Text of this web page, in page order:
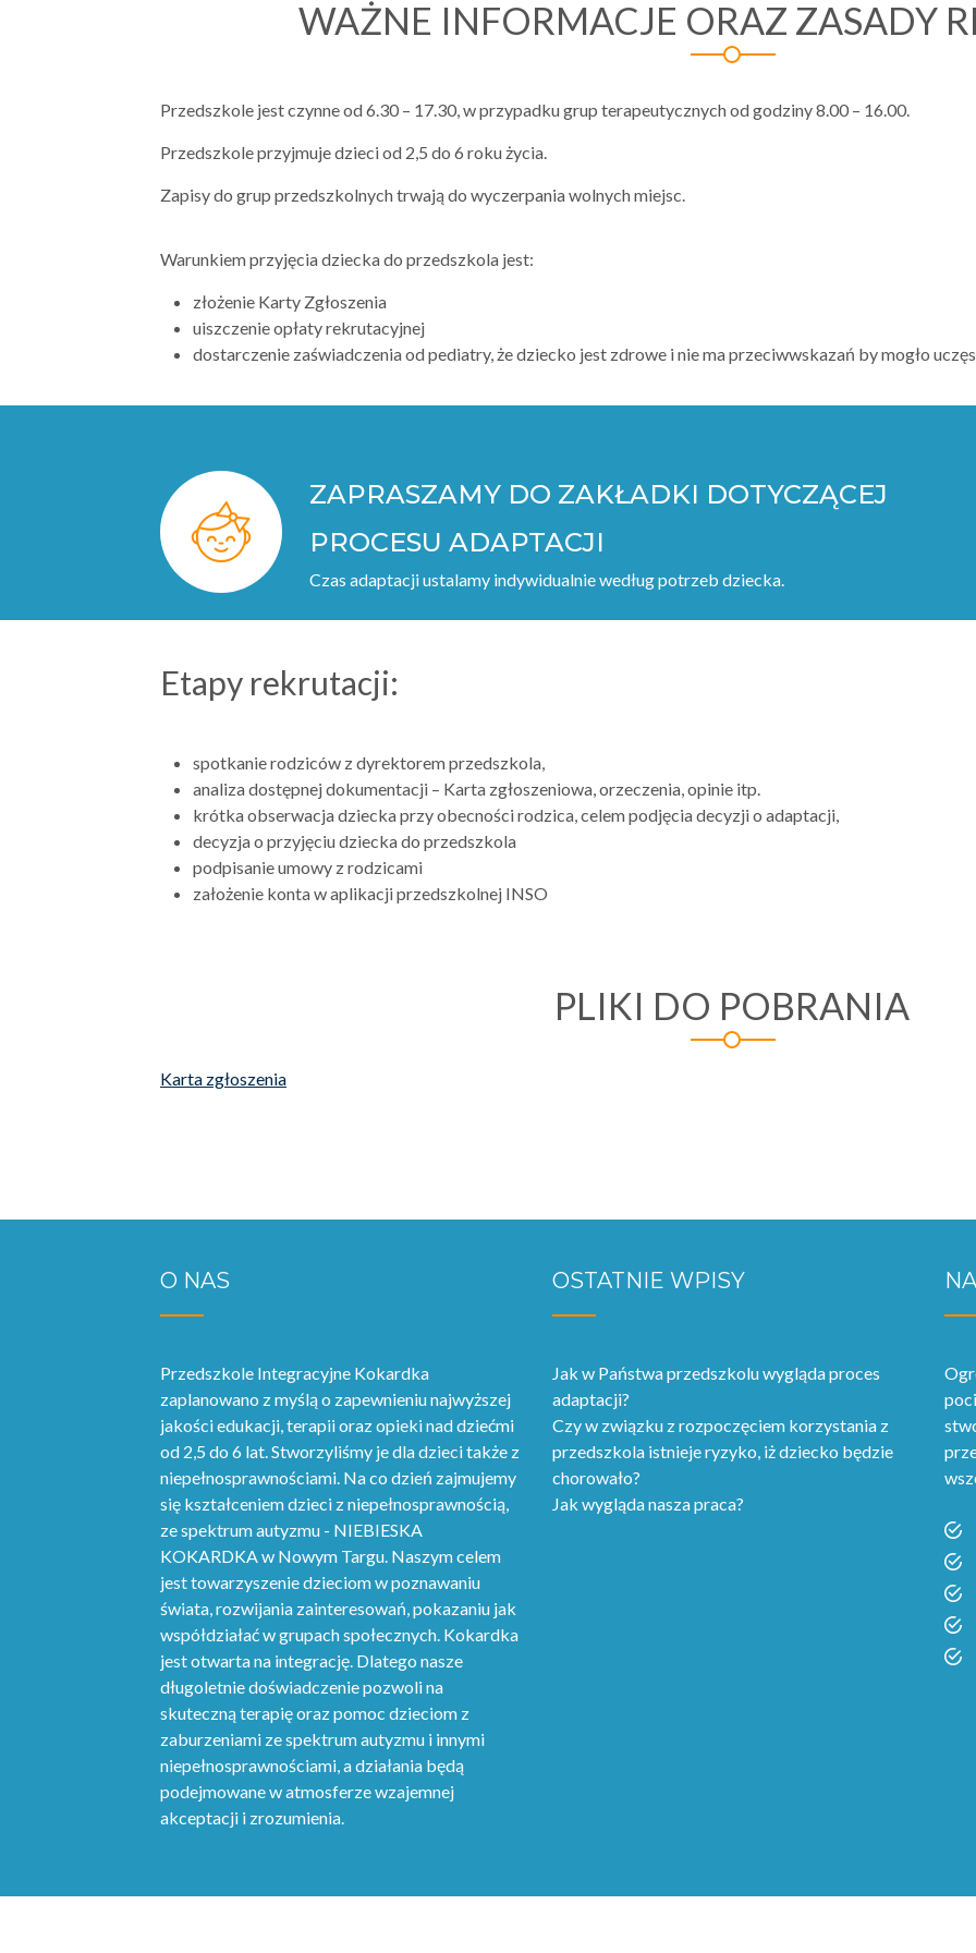
WAŻNE INFORMACJE ORAZ ZASADY
Przedszkole jest czynne od 6.30 – 17.30, w przypadku grup terapeutycznych od godziny 8.00 – 16.00.
Przedszkole przyjmuje dzieci od 2,5 do 6 roku życia.
Zapisy do grup przedszkolnych trwają do wyczerpania wolnych miejsc.
Warunkiem przyjęcia dziecka do przedszkola jest:
złożenie Karty Zgłoszenia
uiszczenie opłaty rekrutacyjnej
dostarczenie zaświadczenia od pediatry, że dziecko jest zdrowe i nie ma przeciwwskazań by mogło
ZAPRASZAMY DO ZAKŁADKI DOTYCZĄCEJ
PROCESU ADAPTACJI
Czas adaptacji ustalamy indywidualnie według potrzeb dziecka.
Etapy rekrutacji:
spotkanie rodziców z dyrektorem przedszkola,
analiza dostępnej dokumentacji – Karta zgłoszeniowa, orzeczenia, opinie itp.
krótka obserwacja dziecka przy obecności rodzica, celem podjęcia decyzji o adaptacji,
decyzja o przyjęciu dziecka do przedszkola
podpisanie umowy z rodzicami
założenie konta w aplikacji przedszkolnej INSO
PLIKI DO POBRANIA
Karta zgłoszenia
O NAS
Przedszkole Integracyjne Kokardka
zaplanowano z myślą o zapewnieniu najwyższej
jakości edukacji, terapii oraz opieki nad dziećmi
od 2,5 do 6 lat. Stworzyliśmy je dla dzieci także z
niepełnosprawnościami. Na co dzień zajmujemy
się kształceniem dzieci z niepełnosprawnością,
ze spektrum autyzmu - NIEBIESKA
KOKARDKA w Nowym Targu. Naszym celem
jest towarzyszenie dzieciom w poznawaniu
świata, rozwijania zainteresowań, pokazaniu jak
współdziałać w grupach społecznych. Kokardka
jest otwarta na integrację. Dlatego nasze
długoletnie doświadczenie pozwoli na
skuteczną terapię oraz pomoc dzieciom z
zaburzeniami ze spektrum autyzmu i innymi
niepełnosprawnościami, a działania będą
podejmowane w atmosferze wzajemnej
akceptacji i zrozumienia.
OSTATNIE WPISY
Jak w Państwa przedszkolu wygląda proces
adaptacji?
Czy w związku z rozpoczęciem korzystania z
przedszkola istnieje ryzyko, iż dziecko będzie
chorowało?
Jak wygląda nasza praca?